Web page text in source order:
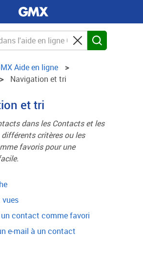
Aide en ligne
Navigation et tri
et tri
dans les Contacts et les
critères ou les
favoris pour une
vues
un contact comme favori
e-mail à un contact